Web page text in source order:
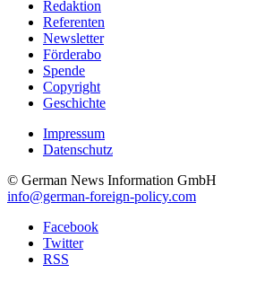
Redaktion
Referenten
Newsletter
Förderabo
Spende
Copyright
Geschichte
Impressum
Datenschutz
© German News Information GmbH
info@german-foreign-policy.com
Facebook
Twitter
RSS